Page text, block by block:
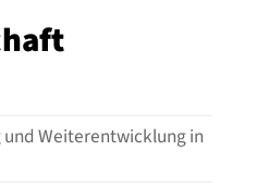
Weiterentwicklung in